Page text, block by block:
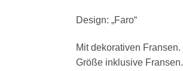
Design: „Faro“
Mit dekorativen Fransen.
Größe inklusive Fransen.